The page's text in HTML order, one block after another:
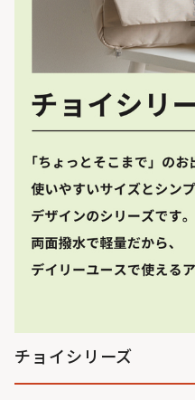
チョイシリーズ